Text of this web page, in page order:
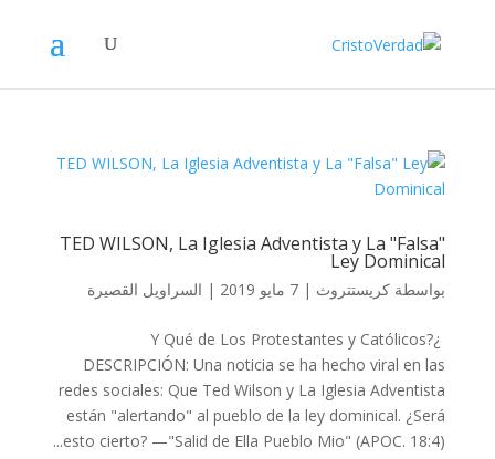
TED WILSON, La Iglesia Adventista y La "Falsa"
Ley Dominical
بواسطة كريستتروث | 7 مايو 2019 | السراويل القصيرة
¿Y Qué de Los Protestantes y Católicos?
DESCRIPCIÓN: Una noticia se ha hecho viral en las
redes sociales: Que Ted Wilson y La Iglesia Adventista
están "alertando" al pueblo de la ley dominical. ¿Será
esto cierto? —"Salid de Ella Pueblo Mio" (APOC. 18:4)...